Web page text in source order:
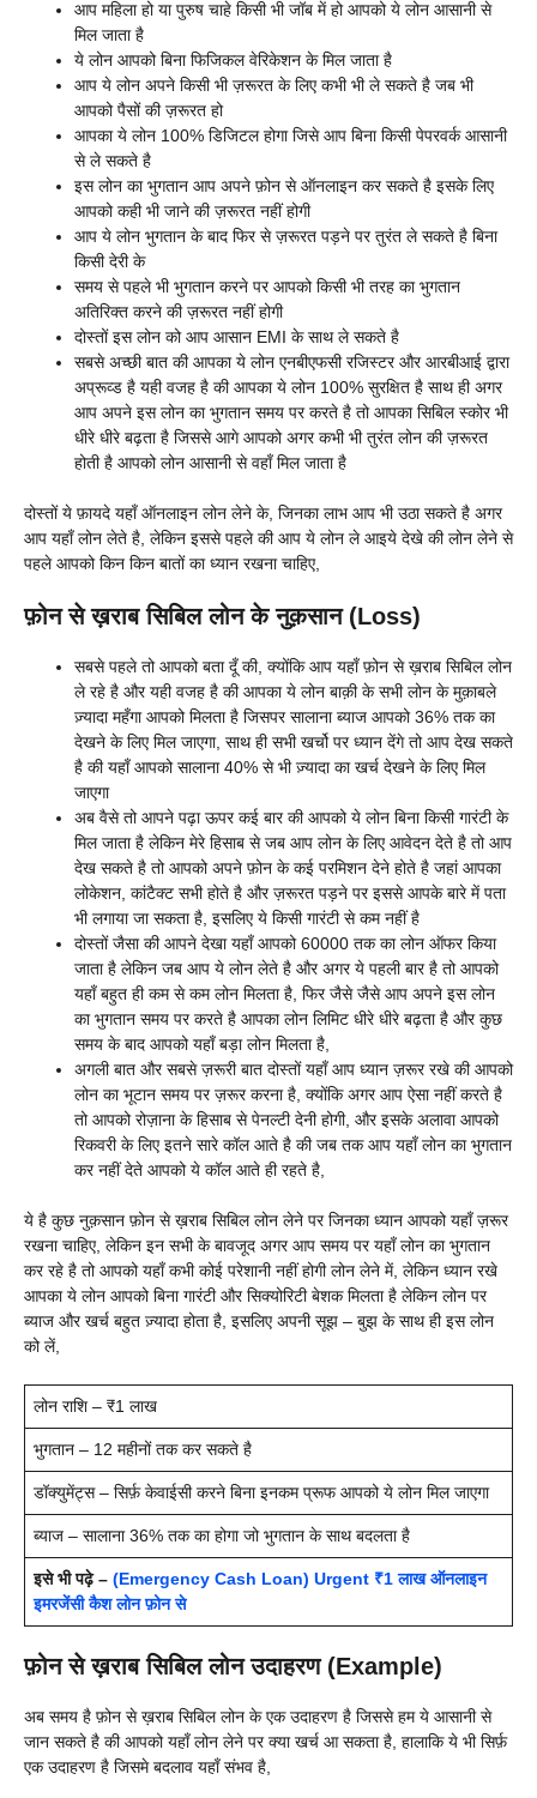
आप महिला हो या पुरुष चाहे किसी भी जॉब में हो आपको ये लोन आसानी से
मिल जाता है
ये लोन आपको बिना फिजिकल वेरिकेशन के मिल जाता है
आप ये लोन अपने किसी भी ज़रूरत के लिए कभी भी ले सकते है जब भी
आपको पैसों की ज़रूरत हो
आपका ये लोन 100% डिजिटल होगा जिसे आप बिना किसी पेपरवर्क आसानी
से ले सकते है
इस लोन का भुगतान आप अपने फ़ोन से ऑनलाइन कर सकते है इसके लिए
आपको कही भी जाने की ज़रूरत नहीं होगी
आप ये लोन भुगतान के बाद फिर से ज़रूरत पड़ने पर तुरंत ले सकते है बिना
किसी देरी के
समय से पहले भी भुगतान करने पर आपको किसी भी तरह का भुगतान
अतिरिक्त करने की ज़रूरत नहीं होगी
दोस्तों इस लोन को आप आसान EMI के साथ ले सकते है
सबसे अच्छी बात की आपका ये लोन एनबीएफसी रजिस्टर और आरबीआई द्वारा
अप्रूव्ड है यही वजह है की आपका ये लोन 100% सुरक्षित है साथ ही अगर
आप अपने इस लोन का भुगतान समय पर करते है तो आपका सिबिल स्कोर भी
धीरे धीरे बढ़ता है जिससे आगे आपको अगर कभी भी तुरंत लोन की ज़रूरत
होती है आपको लोन आसानी से वहाँ मिल जाता है
दोस्तों ये फ़ायदे यहाँ ऑनलाइन लोन लेने के, जिनका लाभ आप भी उठा सकते है अगर
आप यहाँ लोन लेते है, लेकिन इससे पहले की आप ये लोन ले आइये देखे की लोन लेने से
पहले आपको किन किन बातों का ध्यान रखना चाहिए,
फ़ोन से ख़राब सिबिल लोन के नुक़सान (Loss)
सबसे पहले तो आपको बता दूँ की, क्योंकि आप यहाँ फ़ोन से ख़राब सिबिल लोन
ले रहे है और यही वजह है की आपका ये लोन बाक़ी के सभी लोन के मुक़ाबले
ज़्यादा महँगा आपको मिलता है जिसपर सालाना ब्याज आपको 36% तक का
देखने के लिए मिल जाएगा, साथ ही सभी खर्चो पर ध्यान देंगे तो आप देख सकते
है की यहाँ आपको सालाना 40% से भी ज़्यादा का खर्च देखने के लिए मिल
जाएगा
अब वैसे तो आपने पढ़ा ऊपर कई बार की आपको ये लोन बिना किसी गारंटी के
मिल जाता है लेकिन मेरे हिसाब से जब आप लोन के लिए आवेदन देते है तो आप
देख सकते है तो आपको अपने फ़ोन के कई परमिशन देने होते है जहां आपका
लोकेशन, कांटैक्ट सभी होते है और ज़रूरत पड़ने पर इससे आपके बारे में पता
भी लगाया जा सकता है, इसलिए ये किसी गारंटी से कम नहीं है
दोस्तों जैसा की आपने देखा यहाँ आपको 60000 तक का लोन ऑफर किया
जाता है लेकिन जब आप ये लोन लेते है और अगर ये पहली बार है तो आपको
यहाँ बहुत ही कम से कम लोन मिलता है, फिर जैसे जैसे आप अपने इस लोन
का भुगतान समय पर करते है आपका लोन लिमिट धीरे धीरे बढ़ता है और कुछ
समय के बाद आपको यहाँ बड़ा लोन मिलता है,
अगली बात और सबसे ज़रूरी बात दोस्तों यहाँ आप ध्यान ज़रूर रखे की आपको
लोन का भूटान समय पर ज़रूर करना है, क्योंकि अगर आप ऐसा नहीं करते है
तो आपको रोज़ाना के हिसाब से पेनल्टी देनी होगी, और इसके अलावा आपको
रिकवरी के लिए इतने सारे कॉल आते है की जब तक आप यहाँ लोन का भुगतान
कर नहीं देते आपको ये कॉल आते ही रहते है,
ये है कुछ नुक़सान फ़ोन से ख़राब सिबिल लोन लेने पर जिनका ध्यान आपको यहाँ ज़रूर
रखना चाहिए, लेकिन इन सभी के बावजूद अगर आप समय पर यहाँ लोन का भुगतान
कर रहे है तो आपको यहाँ कभी कोई परेशानी नहीं होगी लोन लेने में, लेकिन ध्यान रखे
आपका ये लोन आपको बिना गारंटी और सिक्योरिटी बेशक मिलता है लेकिन लोन पर
ब्याज और खर्च बहुत ज़्यादा होता है, इसलिए अपनी सूझ – बुझ के साथ ही इस लोन
को लें,
लोन राशि – ₹1 लाख
भुगतान – 12 महीनों तक कर सकते है
डॉक्युमेंट्स – सिर्फ़ केवाईसी करने बिना इनकम प्रूफ आपको ये लोन मिल जाएगा
ब्याज – सालाना 36% तक का होगा जो भुगतान के साथ बदलता है
इसे भी पढ़े – (Emergency Cash Loan) Urgent ₹1 लाख ऑनलाइन
इमरजेंसी कैश लोन फ़ोन से
फ़ोन से ख़राब सिबिल लोन उदाहरण (Example)
अब समय है फ़ोन से ख़राब सिबिल लोन के एक उदाहरण है जिससे हम ये आसानी से
जान सकते है की आपको यहाँ लोन लेने पर क्या खर्च आ सकता है, हालाकि ये भी सिर्फ़
एक उदाहरण है जिसमे बदलाव यहाँ संभव है,